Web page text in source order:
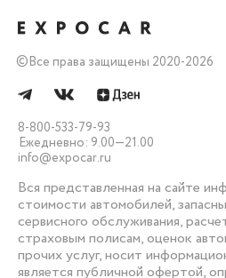
©Все права защищены 2020-2026
8-800-533-79-93
Ежедневно: 9.00—21.00
info@expocar.ru
Вся представленная на сайте
стоимости автомобилей,
сервисного обслуживания,
страховым полисам, оценок
прочих услуг, носит
является публичной офертой,